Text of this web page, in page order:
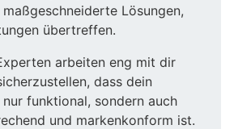
Lösungen,
übertreffen.
arbeiten eng mit dir
dass dein
funktional, sondern auch
und markenkonform ist.